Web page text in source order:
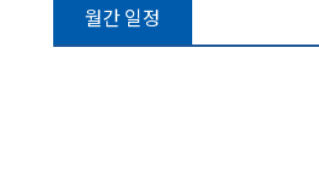
월간 일정